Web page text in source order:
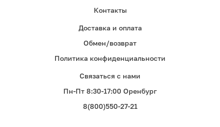
Контакты
Доставка и оплата
Обмен/возврат
Политика конфиденциальности
Связаться с нами
Пн-Пт 8:30-17:00 Оренбург
8(800)550-27-21